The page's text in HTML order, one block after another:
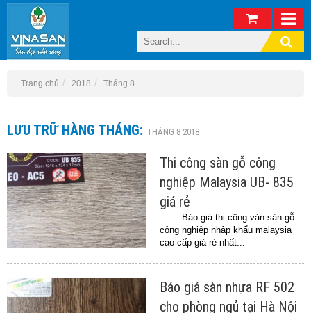
Trang chủ 2018 Tháng 8
LƯU TRỮ HÀNG THÁNG: THÁNG 8 2018
Thi công sàn gỗ công
nghiệp Malaysia UB- 835
giá rẻ
Báo giá thi công ván sàn gỗ
công nghiệp nhập khẩu malaysia
cao cấp giá rẻ nhất...
Báo giá sàn nhựa RF 502
cho phòng ngủ tại Hà Nội